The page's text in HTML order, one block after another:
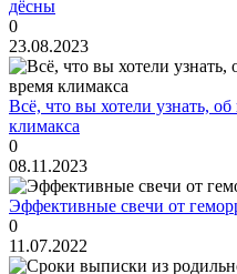
дёсны
0
23.08.2023
Всё, что вы хотели узнать,
климакса
0
08.11.2023
Эффективные свечи от
0
11.07.2022